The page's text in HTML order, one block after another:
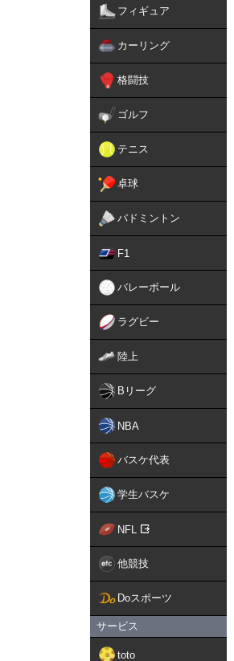
フィギュア
カーリング
格闘技
ゴルフ
テニス
卓球
バドミントン
F1
バレーボール
ラグビー
陸上
Bリーグ
NBA
バスケ代表
学生バスケ
NFL
他競技
Doスポーツ
サービス
toto